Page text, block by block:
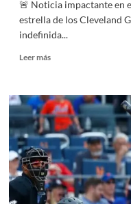
🚨 Noticia impactante en
estrella de los Cleveland
indefinida...
Leer másLeer
José
Ramírez
sufre
fractura
en
la
mano
y
queda